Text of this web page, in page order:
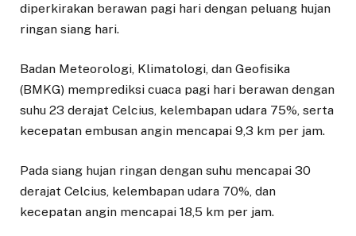
diperkirakan berawan pagi hari dengan peluang hujan
ringan siang hari.
Badan Meteorologi, Klimatologi, dan Geofisika
(BMKG) memprediksi cuaca pagi hari berawan dengan
suhu 23 derajat Celcius, kelembapan udara 75%, serta
kecepatan embusan angin mencapai 9,3 km per jam.
Pada siang hujan ringan dengan suhu mencapai 30
derajat Celcius, kelembapan udara 70%, dan
kecepatan angin mencapai 18,5 km per jam.